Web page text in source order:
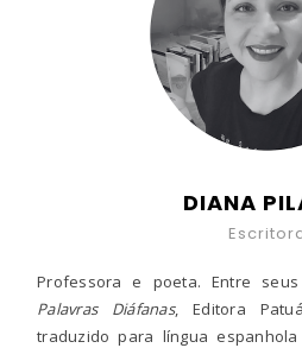
DIANA
Professora e poeta. Entre
Palavras Diáfanas, Editora
traduzido para língua espanhola